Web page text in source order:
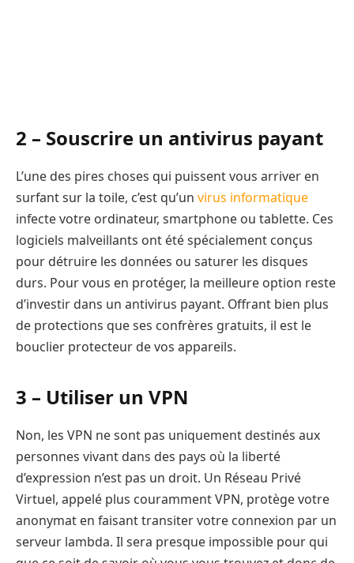
2 – Souscrire un antivirus payant
L’une des pires choses qui puissent vous arriver en
surfant sur la toile, c’est qu’un virus informatique
infecte votre ordinateur, smartphone ou tablette. Ces
logiciels malveillants ont été spécialement conçus
pour détruire les données ou saturer les disques
durs. Pour vous en protéger, la meilleure option reste
d’investir dans un antivirus payant. Offrant bien plus
de protections que ses confrères gratuits, il est le
bouclier protecteur de vos appareils.
3 – Utiliser un VPN
Non, les VPN ne sont pas uniquement destinés aux
personnes vivant dans des pays où la liberté
d’expression n’est pas un droit. Un Réseau Privé
Virtuel, appelé plus couramment VPN, protège votre
anonymat en faisant transiter votre connexion par un
serveur lambda. Il sera presque impossible pour qui